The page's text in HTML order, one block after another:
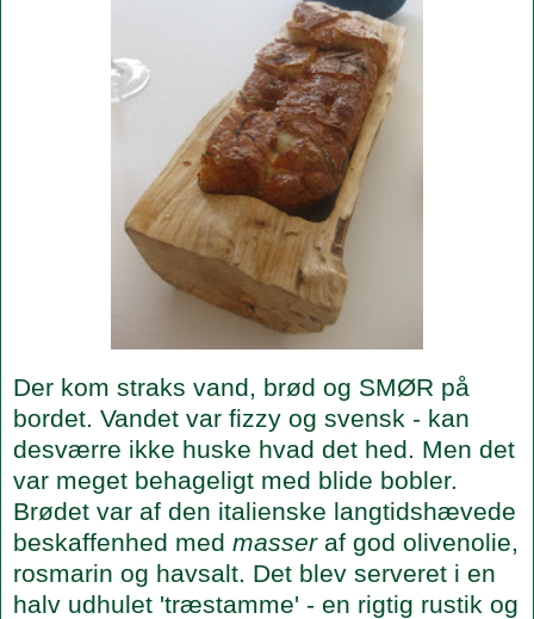
Der kom straks vand, brød og SMØR på
bordet. Vandet var fizzy og svensk - kan
desværre ikke huske hvad det hed. Men det
var meget behageligt med blide bobler.
Brødet var af den italienske langtidshævede
beskaffenhed med masseraf god olivenolie,
rosmarin og havsalt. Det blev serveret i en
halv udhulet 'træstamme' - en rigtig rustik og